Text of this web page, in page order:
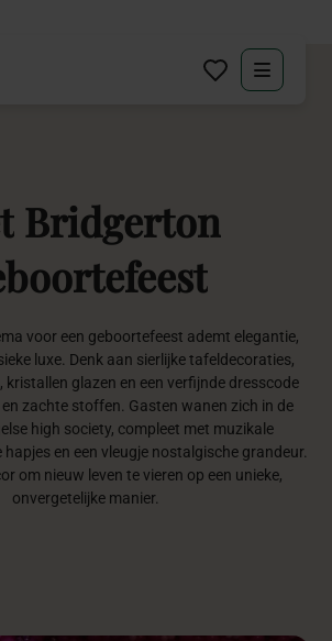
Bridgerton
voor een geboortefeest ademt elegantie,
luxe. Denk aan sierlijke tafeldecoraties,
kristallen glazen en een verfijnde dresscode
zachte stoffen. Gasten wanen zich in de
high society, compleet met muzikale
hapjes en een vleugje nostalgische grandeur.
om nieuw leven te vieren op een unieke,
onvergetelijke manier.